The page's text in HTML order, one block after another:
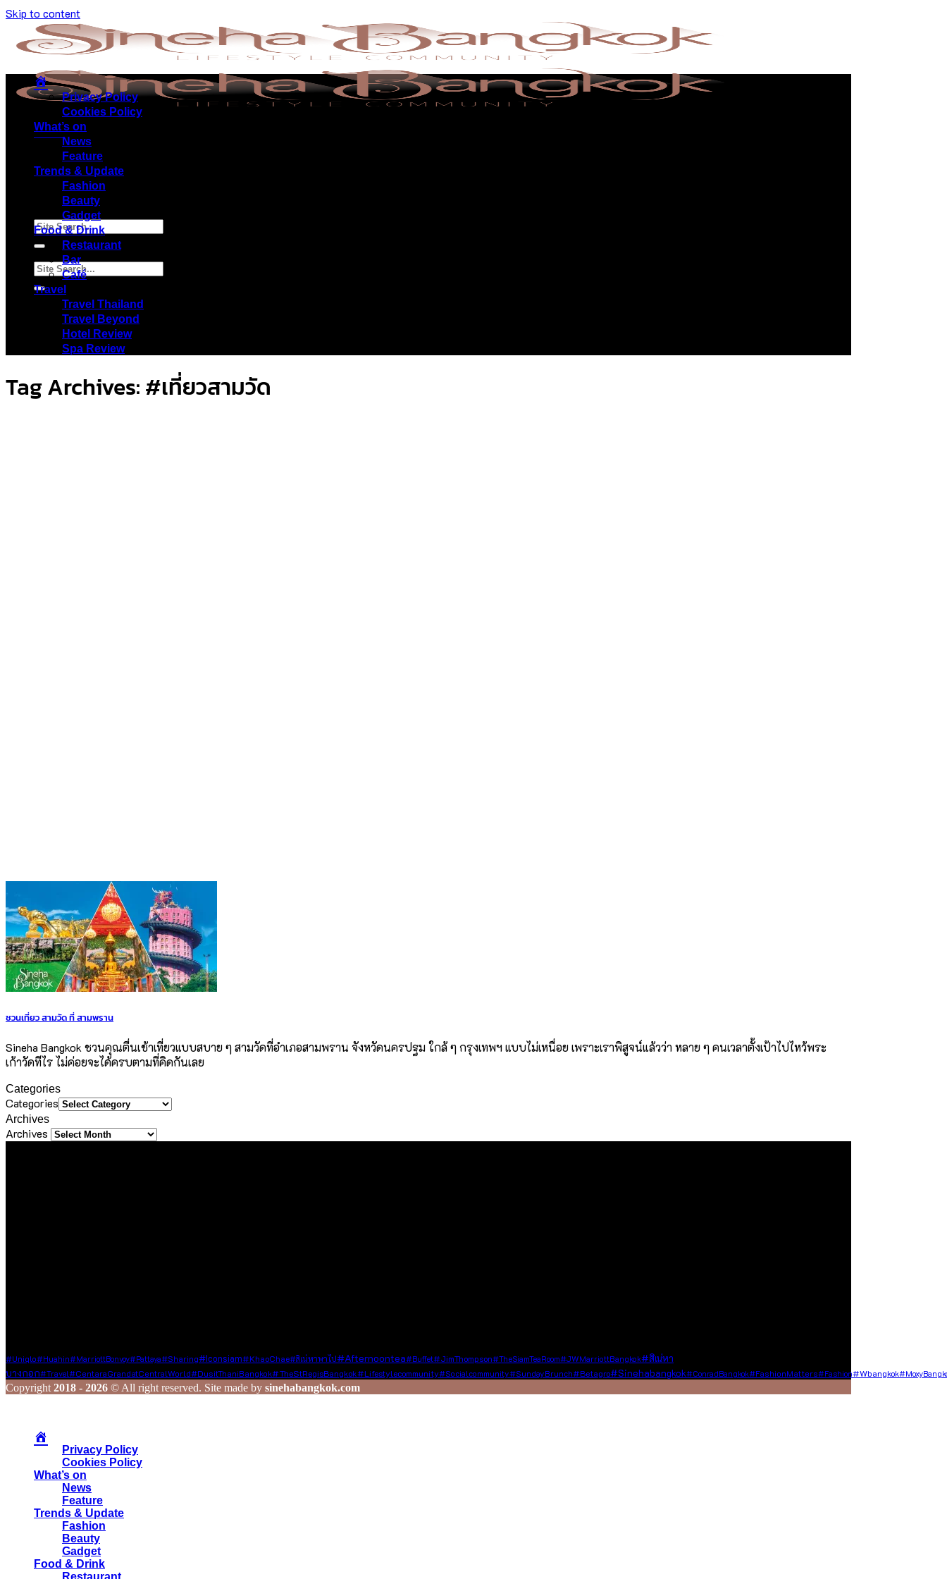
Skip to content
Menu
Privacy Policy
Cookies Policy
What’s on
News
Feature
Trends & Update
Fashion
Beauty
Gadget
Food & Drink
Restaurant
Bar
Café
Travel
Travel Thailand
Travel Beyond
Hotel Review
Spa Review
Tag Archives:#เที่ยวสามวัด
ชวนเที่ยว สามวัด ที่ สามพราน
Sineha Bangkok ชวนคุณตื่นเช้าเที่ยวแบบสบาย ๆ สามวัดที่อำเภอสามพราน จังหวัดนครปฐม ใกล้ ๆ กรุงเทพฯ แบบไม่เหนื่อย เพราะเราพิสูจน์แล้วว่า หลาย ๆ คนเวลาตั้งเป้าไปไหว้พระ
เก้าวัดทีไร ไม่ค่อยจะได้ครบตามที่คิดกันเลย
Categories
Categories
Archives
Archives
#Uniqlo#Huahin#MarriottBonvoy#pattaya#Sharing#Iconsiam#KhaoChae#สิเน่หาพาไป#afternoontea#Buffet#JimThompson#TheSiamTeaRoom#JWMarriottBangkok#สิเน่หา
บางกอก#Travel#CentaraGrandatCentralWorld#DusitThaniBangkok#TheStRegisBangkok#lifestylecommunity#socialcommunity#SundayBrunch#Betagro#sinehabangkok#ConradBangkok#FashionMatters#fashion#wbangkok
Copyright2018 - 2026 © All right reserved. Site made by sinehabangkok.com
Privacy Policy
Cookies Policy
What’s on
News
Feature
Trends & Update
Fashion
Beauty
Gadget
Food & Drink